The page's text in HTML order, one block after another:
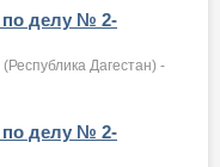
по делу № 2-
Дагестан) -
по делу № 2-